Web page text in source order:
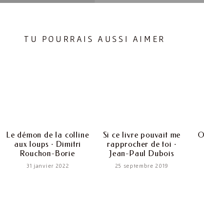
TU POURRAIS AUSSI AIMER
Le démon de la colline
aux loups · Dimitri
Rouchon-Borie
31 janvier 2022
Si ce livre pouvait me
rapprocher de toi ·
Jean-Paul Dubois
25 septembre 2019